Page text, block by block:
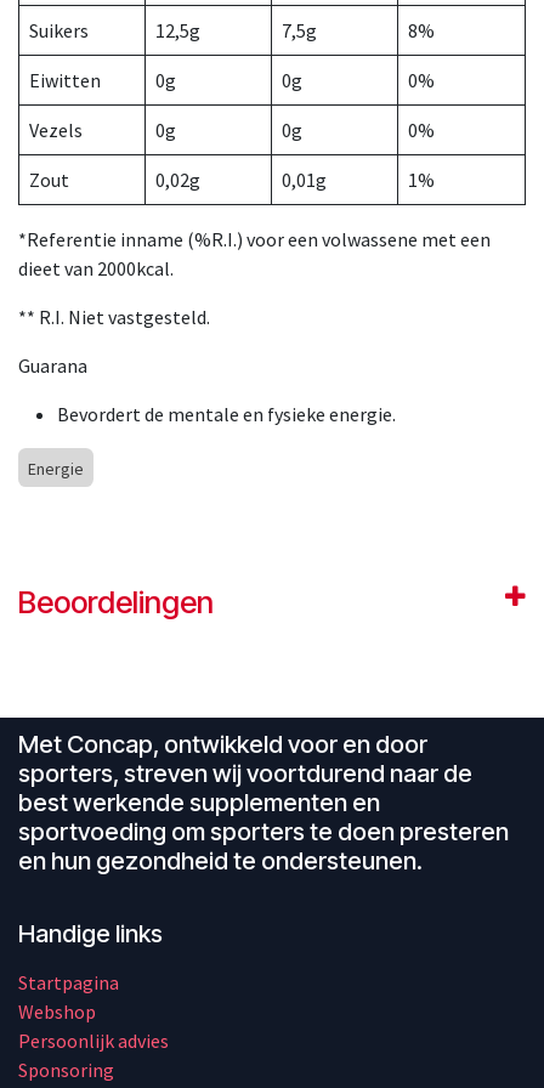
Suikers 12,5g 7,5g 8%
Eiwitten 0g 0g 0%
Vezels 0g 0g 0%
Zout 0,02g 0,01g 1%
*Referentie inname (%R.I.) voor een volwassene met een
dieet van 2000kcal.
** R.I. Niet vastgesteld.
Guarana
Bevordert de mentale en fysieke energie.
Energie
Beoordelingen
Met Concap, ontwikkeld voor en door
sporters, streven wij voortdurend naar de
best werkende supplementen en
sportvoeding om sporters te doen presteren
en hun gezondheid te ondersteunen.
Handige links
Startpagina
Webshop
Persoonlijk advies
Sponsoring